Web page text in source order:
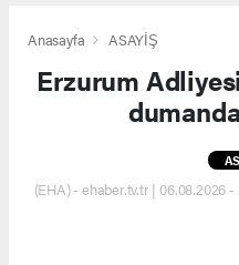
Anasayfa ASAYİŞ
Erzurum
(EHA) - ehaber.tv.tr | 06.08.2026